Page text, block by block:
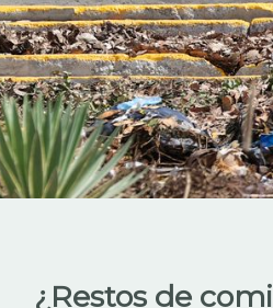
¿Restos de